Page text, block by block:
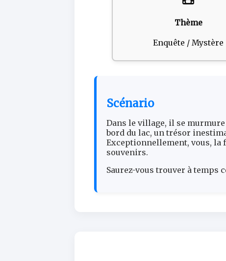
Thème
Enquête / Mystère
Scénario
Dans le village, il se murmure
bord du lac, un trésor
Exceptionnellement, vous, la
souvenirs.
Saurez-vous trouver à temps